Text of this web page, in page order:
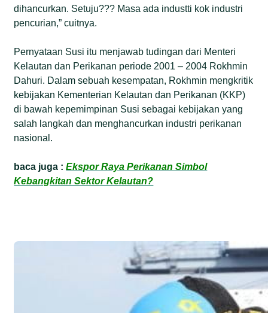
dihancurkan. Setuju??? Masa ada industti kok industri
pencurian,” cuitnya.
Pernyataan Susi itu menjawab tudingan dari Menteri
Kelautan dan Perikanan periode 2001 – 2004 Rokhmin
Dahuri. Dalam sebuah kesempatan, Rokhmin mengkritik
kebijakan Kementerian Kelautan dan Perikanan (KKP)
di bawah kepemimpinan Susi sebagai kebijakan yang
salah langkah dan menghancurkan industri perikanan
nasional.
baca juga :Ekspor Raya Perikanan Simbol
Kebangkitan Sektor Kelautan?